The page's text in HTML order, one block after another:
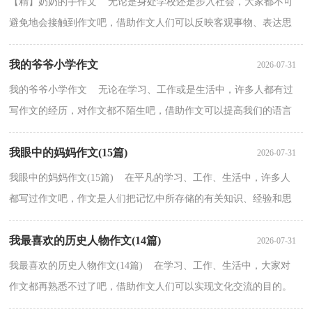
避免地会接触到作文吧，借助作文人们可以反映客观事物、表达思
想感情、传递知识信息。一篇什么样的作文才能称之...
我的爷爷小学作文 2026-07-31
我的爷爷小学作文 无论在学习、工作或是生活中，许多人都有过
写作文的经历，对作文都不陌生吧，借助作文可以提高我们的语言
组织能力。怎么写作文才能避免踩雷呢？下面是小编收集...
我眼中的妈妈作文(15篇) 2026-07-31
我眼中的妈妈作文(15篇) 在平凡的学习、工作、生活中，许多人
都写过作文吧，作文是人们把记忆中所存储的有关知识、经验和思
想用书面形式表达出来的记叙方式。还是对作文一筹...
我最喜欢的历史人物作文(14篇) 2026-07-31
我最喜欢的历史人物作文(14篇) 在学习、工作、生活中，大家对
作文都再熟悉不过了吧，借助作文人们可以实现文化交流的目的。
为了让您在写作文时更加简单方便，以下是小编精心整...